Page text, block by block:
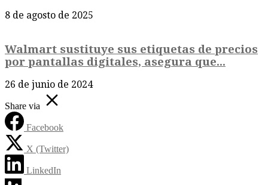
8 de agosto de 2025
Walmart sustituye sus etiquetas de precios
por pantallas digitales, asegura que...
26 de junio de 2024
Share via
Facebook
X (Twitter)
LinkedIn